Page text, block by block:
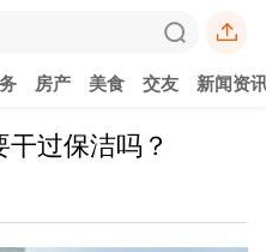
房产 美食 交友 新闻资
过保洁吗？